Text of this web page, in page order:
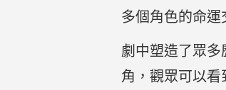
多個角色的命運
劇中塑造了眾
角，觀眾可以看